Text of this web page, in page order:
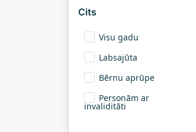
Cits
Visu gadu
Labsajūta
Bērnu aprūpe
Personām ar
invaliditāti